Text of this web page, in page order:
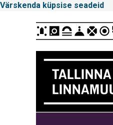
Värskenda küpsise seadeid